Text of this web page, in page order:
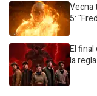
Vecna
5:
El
la